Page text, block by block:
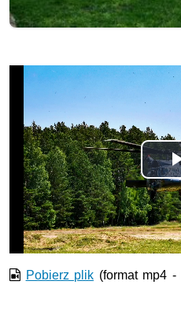
Opis filmu: W tle widać
Pobierz plik (format mp4